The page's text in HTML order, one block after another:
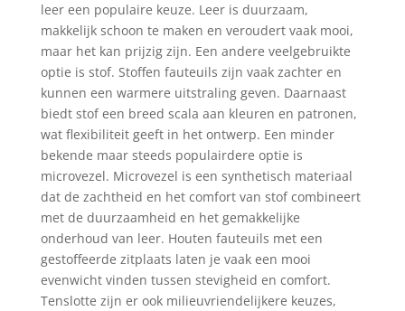
leer een populaire keuze. Leer is duurzaam,
makkelijk schoon te maken en veroudert vaak mooi,
maar het kan prijzig zijn. Een andere veelgebruikte
optie is stof. Stoffen fauteuils zijn vaak zachter en
kunnen een warmere uitstraling geven. Daarnaast
biedt stof een breed scala aan kleuren en patronen,
wat flexibiliteit geeft in het ontwerp. Een minder
bekende maar steeds populairdere optie is
microvezel. Microvezel is een synthetisch materiaal
dat de zachtheid en het comfort van stof combineert
met de duurzaamheid en het gemakkelijke
onderhoud van leer. Houten fauteuils met een
gestoffeerde zitplaats laten je vaak een mooi
evenwicht vinden tussen stevigheid en comfort.
Tenslotte zijn er ook milieuvriendelijkere keuzes,